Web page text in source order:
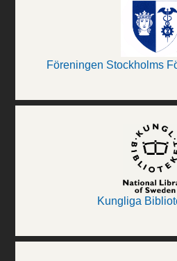
Föreningen Stockholms
Kungliga